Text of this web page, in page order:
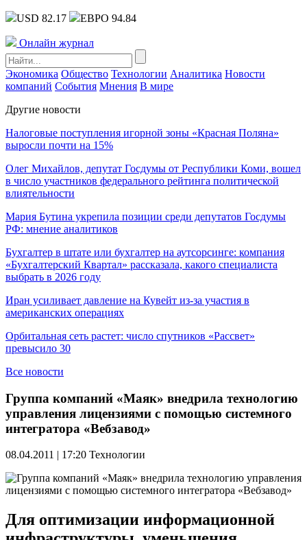
USD 82.17 ЕВРО 94.84
Онлайн журнал
Экономика Общество Технологии Аналитика Новости
компаний События Мнения В мире
Другие новости
Налоговые поступления игорной зоны «Красная Поляна»
выросли почти на 15%
Олег Михайлов, депутат Госдумы от Республики Коми, вошел
в число участников федерального рейтинга политической
влиятельности
Мария Бутина укрепила позиции среди депутатов Госдумы
РФ: мнение аналитиков
Бухгалтер в штате или бухгалтер на аутсорсинге: компания
«Бухгалтерский Квартал» рассказала, какого специалиста
выбрать в 2026 году
Иран усиливает давление на Кувейт из-за участия в
американских операциях
Орбитальная сеть растет: число спутников «Рассвет»
превысило 30
Все новости
Группа компаний «Маяк» внедрила технологию
управления лицензиями с помощью системного
интегратора «Вебзавод»
08.04.2011 | 17:20 Технологии
Для оптимизации информационной